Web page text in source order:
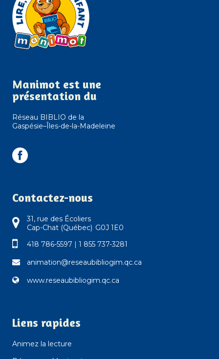
Manimot est une
présentation du
Réseau BIBLIO de la
Gaspésie–Îles-de-la-Madeleine
Contactez-nous
31, rue des Écoliers
Cap-Chat (Québec) G0J 1E0
418 786-5597 | 1 855 737-3281
animation@reseaubibliogim.qc.ca
www.reseaubibliogim.qc.ca
Liens rapides
Animez la lecture